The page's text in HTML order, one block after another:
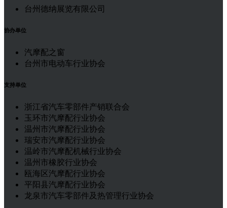
台州德纳展览有限公司
协办单位
汽摩配之窗
台州市电动车行业协会
支持单位
浙江省汽车零部件产销联合会
玉环市汽摩配行业协会
温州市汽摩配行业协会
瑞安市汽摩配行业协会
温岭市汽摩配机械行业协会
温州市橡胶行业协会
瓯海区汽摩配行业协会
平阳县汽摩配行业协会
龙泉市汽车零部件及热管理行业协会